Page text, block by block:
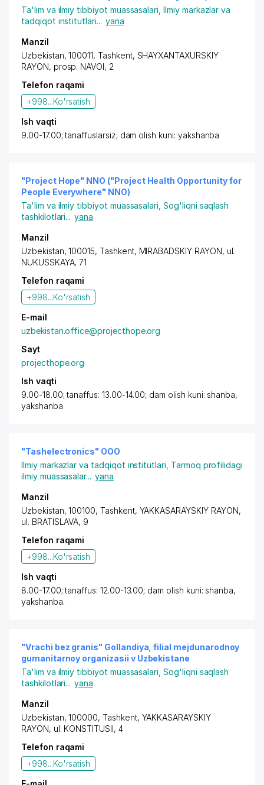
Ta'lim va ilmiy tibbiyot muassasalari ,Ilmiy markazlar va
tadqiqot institutlari... yana
Manzil
Uzbekistan, 100011, Tashkent, SHAYXANTAXURSKIY
RAYON, prosp. NAVOI, 2
Telefon raqami
+998...Ko'rsatish
Ish vaqti
9.00-17.00; tanaffuslarsiz; dam olish kuni: yakshanba
"Project Hope" NNO ("Project Health Opportunity for
People Everywhere" NNO)
Ta'lim va ilmiy tibbiyot muassasalari ,Sog'liqni saqlash
tashkilotlari... yana
Manzil
Uzbekistan, 100015, Tashkent, MIRABADSKIY RAYON, ul.
NUKUSSKAYA, 71
Telefon raqami
+998...Ko'rsatish
E-mail
uzbekistan.office@projecthope.org
Sayt
projecthope.org
Ish vaqti
9.00-18.00; tanaffus: 13.00-14.00; dam olish kuni: shanba,
yakshanba
"Tashelectronics" OOO
Ilmiy markazlar va tadqiqot institutlari Tarmoq profilidagi
ilmiy muassasalar... yana
Manzil
Uzbekistan, 100100, Tashkent, YAKKASARAYSKIY RAYON,
ul. BRATISLAVA, 9
Telefon raqami
+998...Ko'rsatish
Ish vaqti
8.00-17.00; tanaffus: 12.00-13.00; dam olish kuni: shanba,
yakshanba.
"Vrachi bez granis" Gollandiya, filial mejdunarodnoy
gumanitarnoy organizasii v Uzbekistane
Ta'lim va ilmiy tibbiyot muassasalari ,Sog'liqni saqlash
tashkilotlari... yana
Manzil
Uzbekistan, 100000, Tashkent, YAKKASARAYSKIY
RAYON, ul. KONSTITUSII, 4
Telefon raqami
+998...Ko'rsatish